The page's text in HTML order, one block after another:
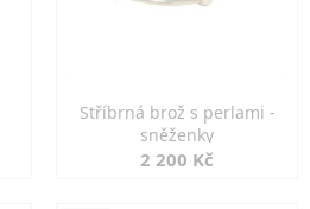
Stříbrná brož s perlami -
sněženky
2 200 Kč